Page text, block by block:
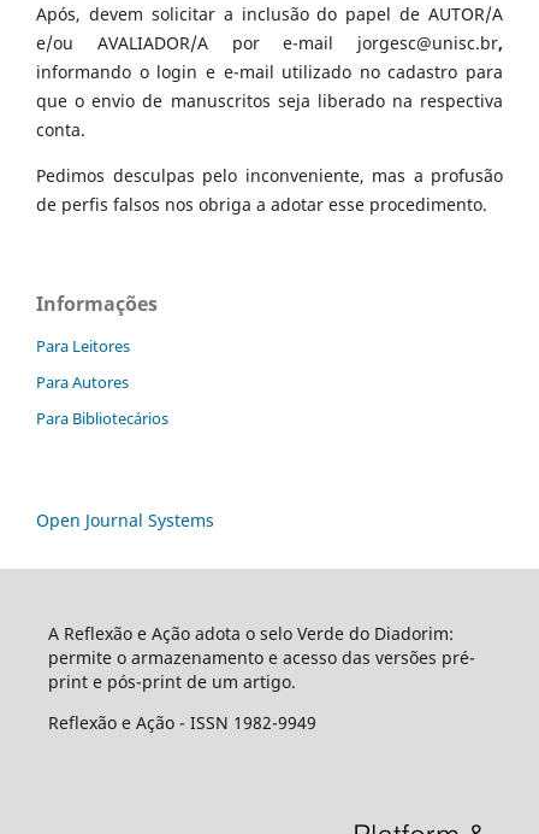
Após, devem solicitar a inclusão do papel de AUTOR/A
e/ou AVALIADOR/A por e-mail jorgesc@unisc.br,
informando o login e e-mail utilizado no cadastro para
que o envio de manuscritos seja liberado na respectiva
conta.
Pedimos desculpas pelo inconveniente, mas a profusão
de perfis falsos nos obriga a adotar esse procedimento.
Informações
Para Leitores
Para Autores
Para Bibliotecários
Open Journal Systems
A Reflexão e Ação adota o selo Verde do Diadorim:
permite o armazenamento e acesso das versões pré-
print e pós-print de um artigo.
Reflexão e Ação - ISSN 1982-9949